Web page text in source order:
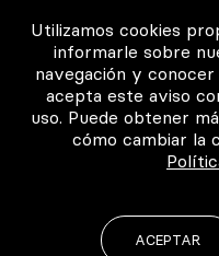
Para los
Consigue tu
Intranet clínicas
Música para los
Utilizamos cookies
informarle sobre
navegación y conocer
acepta este aviso
uso. Puede obtener
cómo cambiar la
ACEPTAR